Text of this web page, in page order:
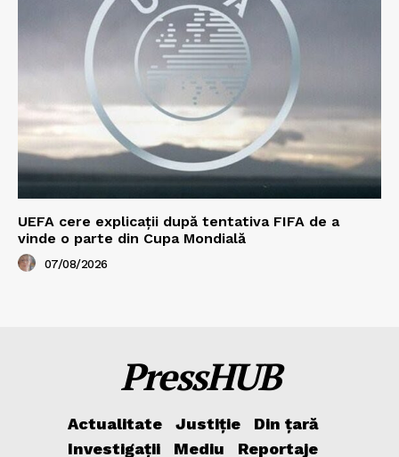
UEFA cere explicații după tentativa FIFA de a
vinde o parte din Cupa Mondială
07/08/2026
PressHUB
Actualitate Justiție
Din țară
Investigații
Mediu
Reportaje